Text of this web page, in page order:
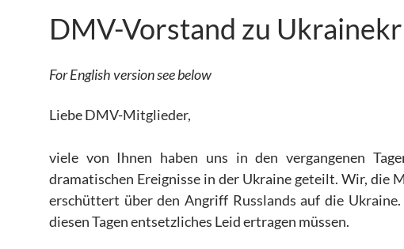
DMV-Vorstand zu
For English version see below
Liebe DMV-Mitglieder,
viele von Ihnen haben uns in den vergangenen
dramatischen Ereignisse in der Ukraine geteilt. Wir, die
erschüttert über den Angriff Russlands auf die
diesen Tagen entsetzliches Leid ertragen müssen.